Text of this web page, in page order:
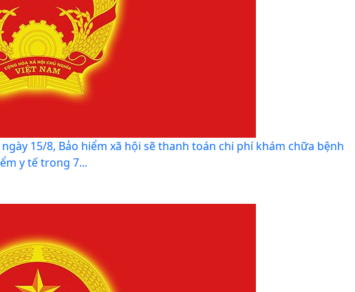
15/8, Bảo hiểm xã hội sẽ thanh toán chi phí khám chữa bệnh
y tế trong 7...